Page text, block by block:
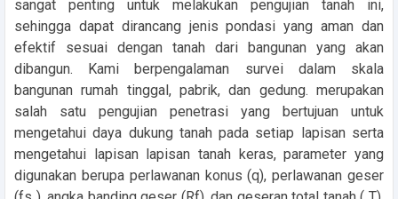
sangat penting untuk melakukan pengujian tanah ini,
sehingga dapat dirancang jenis pondasi yang aman dan
efektif sesuai dengan tanah dari bangunan yang akan
dibangun. Kami berpengalaman survei dalam skala
bangunan rumah tinggal, pabrik, dan gedung. merupakan
salah satu pengujian penetrasi yang bertujuan untuk
mengetahui daya dukung tanah pada setiap lapisan serta
mengetahui lapisan lapisan tanah keras, parameter yang
digunakan berupa perlawanan konus (q), perlawanan geser